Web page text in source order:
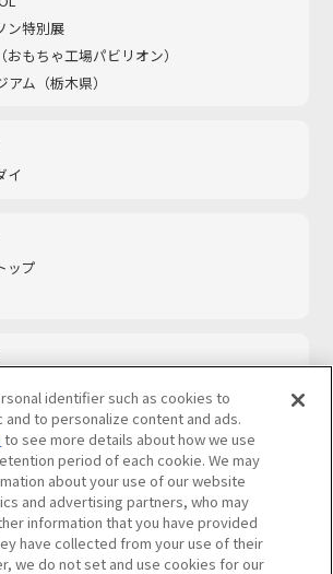
ン特別展
もちゃ工場パビリオン）​
ム（栃木県）
イ
ップ
ソーシャルメディアポリシー
identifier such as cookies to
and to personalize content and ads.
to see more details about how we use
period of each cookie. We may
about your use of our website
and advertising partners, who may
information that you have provided
have collected from your use of their
we do not set and use cookies for our